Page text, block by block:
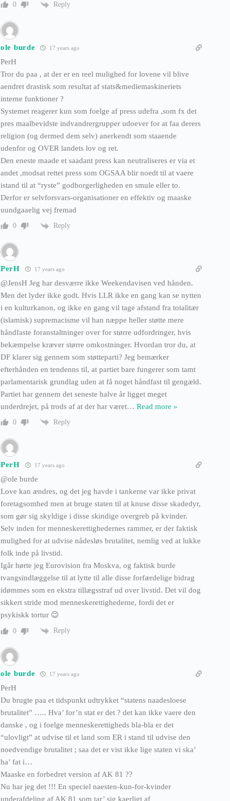
0 Reply
ole burde 17 years ago
PerH
Tror du paa , at der er en reel mulighed for lovene vil blive
aendret drastisk som resultat af stats&mediemaskineriets
interne funktioner ?
Systemet reagerer kun som foelge af press udefra ,som fx det
pres maalbevidste indvandrergrupper udoever for at faa derers
religion (og dermed dem selv) anerkendt som staaende
udenfor og OVER landets lov og ret.
Den eneste maade et saadant press kan neutraliseres er via et
andet ,modsat rettet press som OGSAA blir noedt til at vaere
istand til at “ryste” godborgerligheden en smule eller to.
Derfor er selvforsvars-organisationer en effektiv og maaske
uundgaaelig vej fremad
0 Reply
PerH 17 years ago
@JensH Jeg har desværre ikke Weekendavisen ved hånden.
Men det lyder ikke godt. Hvis LLR ikke en gang kan se nytten
i en kulturkanon, og ikke en gang vil tage afstand fra totalitær
(islamisk) supremacisme vil han næppe heller støtte mere
håndfaste foranstaltninger over for større udfordringer, hvis
bekæmpelse kræver større omkostninger. Hvordan tror du, at
DF klarer sig gennem som støtteparti? Jeg bemærker
efterhånden en tendenns til, at partiet bare fungerer som tamt
parlamentarisk grundlag uden at få noget håndfast til gengæld.
Partiet har gennem det seneste halve år ligget meget
underdrejet, på trods af at der har været… Read more »
0 Reply
PerH 17 years ago
@ole burde
Love kan ændres, og det jeg havde i tankerne var ikke privat
foretagsomhed men at bruge staten til at knuse disse skadedyr,
som gør sig skyldige i disse skindige overgreb på kvinder.
Selv inden for menneskerettighedernes rammer, er der faktisk
mulighed for at udvise nådesløs brutalitet, nemlig ved at lukke
folk inde på livstid.
Igår hørte jeg Eurovision fra Moskva, og faktisk burde
tvangsindlæggelse til at lytte til alle disse forfærdelige bidrag
idømmes som en ekstra tillægsstraf ud over livstid. Det vil dog
sikkert stride mod menneskerettighederne, fordi det er
psykiskk tortur 😉
0 Reply
ole burde 17 years ago
PerH
Du brugte paa et tidspunkt udtrykket “statens naadesloese
brutalitet” ….. Hva’ for’n stat er det ? det kan ikke vaere den
danske , og i foelge menneskerettigheds bla-bla er det
“ulovligt” at udvise til et land som ER i stand til udvise den
noedvendige brutalitet ; saa det er vist ikke lige staten vi ska’
ha’ fat i…
Maaske en forbedret version af AK 81 ??
Nu har jeg det !!! En speciel naesten-kun-for-kvinder
underafdeling af AK 81 som tar’ sig kaerligt af